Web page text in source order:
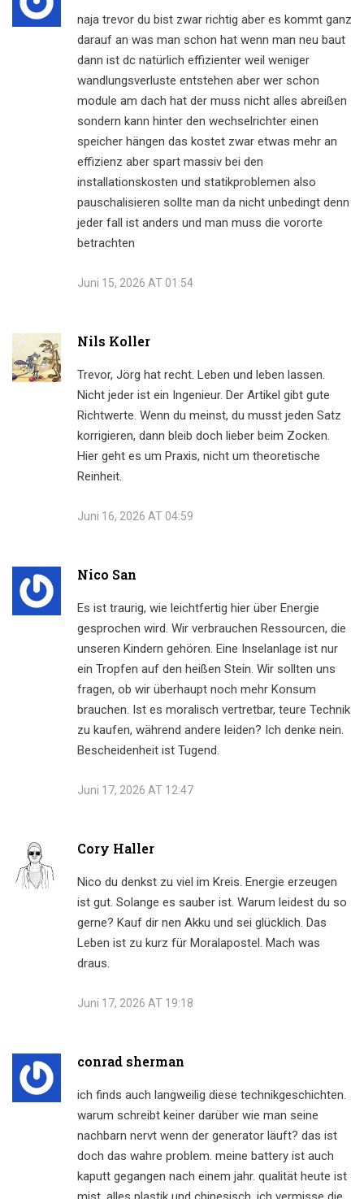
naja trevor du bist zwar richtig aber es kommt ganz
darauf an was man schon hat wenn man neu baut
dann ist dc natürlich effizienter weil weniger
wandlungsverluste entstehen aber wer schon
module am dach hat der muss nicht alles abreißen
sondern kann hinter den wechselrichter einen
speicher hängen das kostet zwar etwas mehr an
effizienz aber spart massiv bei den
installationskosten und statikproblemen also
pauschalisieren sollte man da nicht unbedingt denn
jeder fall ist anders und man muss die vororte
betrachten
Juni 15, 2026 AT 01:54
Nils Koller
Trevor, Jörg hat recht. Leben und leben lassen.
Nicht jeder ist ein Ingenieur. Der Artikel gibt gute
Richtwerte. Wenn du meinst, du musst jeden Satz
korrigieren, dann bleib doch lieber beim Zocken.
Hier geht es um Praxis, nicht um theoretische
Reinheit.
Juni 16, 2026 AT 04:59
Nico San
Es ist traurig, wie leichtfertig hier über Energie
gesprochen wird. Wir verbrauchen Ressourcen, die
unseren Kindern gehören. Eine Inselanlage ist nur
ein Tropfen auf den heißen Stein. Wir sollten uns
fragen, ob wir überhaupt noch mehr Konsum
brauchen. Ist es moralisch vertretbar, teure Technik
zu kaufen, während andere leiden? Ich denke nein.
Bescheidenheit ist Tugend.
Juni 17, 2026 AT 12:47
Cory Haller
Nico du denkst zu viel im Kreis. Energie erzeugen
ist gut. Solange es sauber ist. Warum leidest du so
gerne? Kauf dir nen Akku und sei glücklich. Das
Leben ist zu kurz für Moralapostel. Mach was
draus.
Juni 17, 2026 AT 19:18
conrad sherman
ich finds auch langweilig diese technikgeschichten.
warum schreibt keiner darüber wie man seine
nachbarn nervt wenn der generator läuft? das ist
doch das wahre problem. meine battery ist auch
kaputt gegangen nach einem jahr. qualität heute ist